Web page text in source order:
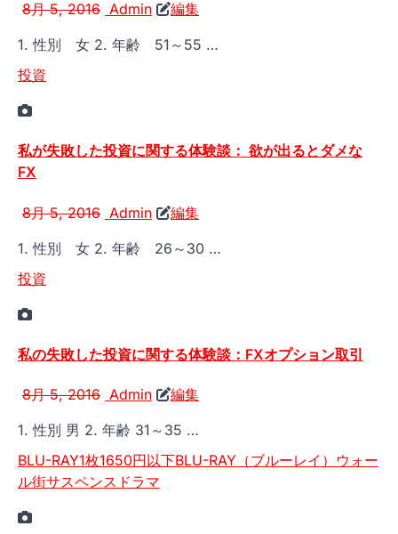
8月 5, 2016 Admin
編集
1. 性別 女 2. 年齢 51～55 …
投資
私が失敗した投資に関する体験談： 欲が出るとダメな
FX
8月 5, 2016 Admin
編集
1. 性別 女 2. 年齢 26～30 …
投資
私の失敗した投資に関する体験談：FXオプション取引
8月 5, 2016 Admin
編集
1. 性別 男 2. 年齢 31～35 …
BLU-RAY1枚1650円以下BLU-RAY（ブルーレイ） ウォー
ル街サスペンス ドラマ